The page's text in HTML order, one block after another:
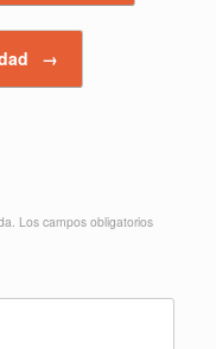
→
Los campos obligatorios